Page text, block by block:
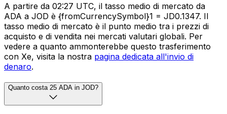
A partire da 02:27 UTC, il tasso medio di mercato da
ADA a JOD è {fromCurrencySymbol}1 = JD0.1347. Il
tasso medio di mercato è il punto medio tra i prezzi di
acquisto e di vendita nei mercati valutari globali. Per
vedere a quanto ammonterebbe questo trasferimento
con Xe, visita la nostra pagina dedicata all'invio di
denaro.
Quanto costa 25 ADA in JOD?